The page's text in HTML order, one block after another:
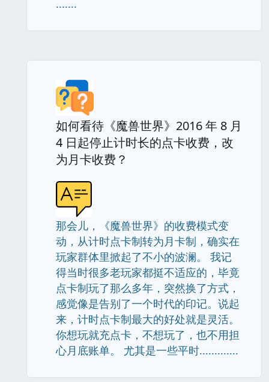
.......
如何看待《魔兽世界》2016 年 8 月
4 日起停止计时长的点卡收费，改
为月卡收费？
那会儿，《魔兽世界》的收费模式变
动，从计时点卡制转为月卡制，确实在
玩家群体里掀起了不小的波澜。 我记
得当时很多老玩家都挺不适应的，毕竟
点卡制玩了那么多年，突然换了方式，
感觉像是告别了一个时代的印记。说起
来，计时点卡制最大的好处就是灵活。
你想玩就充点卡，不想玩了，也不用担
心月底账单。 尤其是一些平时.............